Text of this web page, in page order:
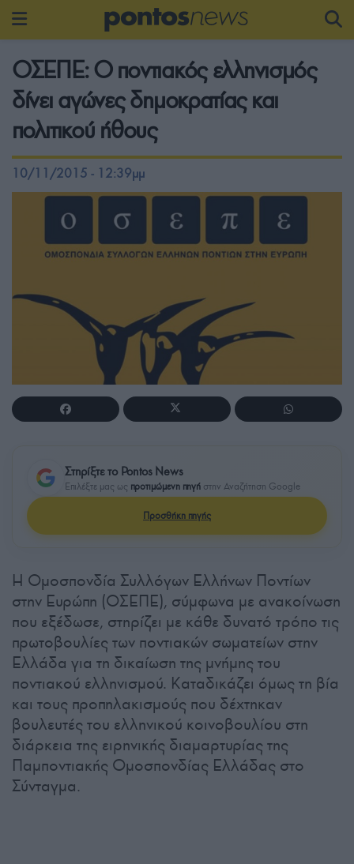
ΟΣΕΠΕ: Ο ποντιακός ελληνισμός
δίνει αγώνες δημοκρατίας και
πολιτικού ήθους
10/11/2015 - 12:39μμ
Στηρίξτε το Pontos News
Επιλέξτε μας ως προτιμώμενη πηγή στην Αναζήτηση Google
Προσθήκη πηγής
Η Ομοσπονδία Συλλόγων Ελλήνων Ποντίων
στην Ευρώπη (ΟΣΕΠΕ), σύμφωνα με ανακοίνωση
που εξέδωσε, στηρίζει με κάθε δυνατό τρόπο τις
πρωτοβουλίες των ποντιακών σωματείων στην
Ελλάδα για τη δικαίωση της μνήμης του
ποντιακού ελληνισμού. Καταδικάζει όμως τη βία
και τους προπηλακισμούς που δέχτηκαν
βουλευτές του ελληνικού κοινοβουλίου στη
διάρκεια της ειρηνικής διαμαρτυρίας της
Παμποντιακής Ομοσπονδίας Ελλάδας στο
Σύνταγμα.